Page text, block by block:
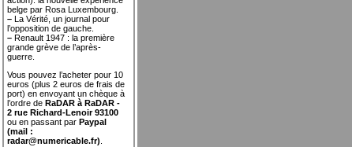
belge par Rosa Luxembourg.
– La Vérité, un journal pour
l’opposition de gauche.
– Renault 1947 : la première
grande grève de l’après-
guerre.
Vous pouvez l’acheter pour 10
euros (plus 2 euros de frais de
port) en envoyant un chèque à
l’ordre de RaDAR à RaDAR -
2 rue Richard-Lenoir 93100
ou en passant par Paypal
(mail :
radar@numericable.fr)